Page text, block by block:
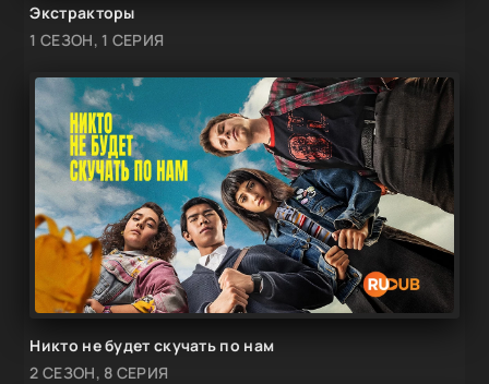
Экстракторы
1 СЕЗОН, 1 СЕРИЯ
Никто не будет скучать по нам
2 СЕЗОН, 8 СЕРИЯ